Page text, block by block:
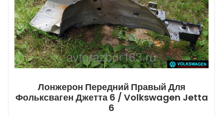
Лонжерон Передний Правый Для
Фольксваген Джетта 6 / Volkswagen Jetta
6